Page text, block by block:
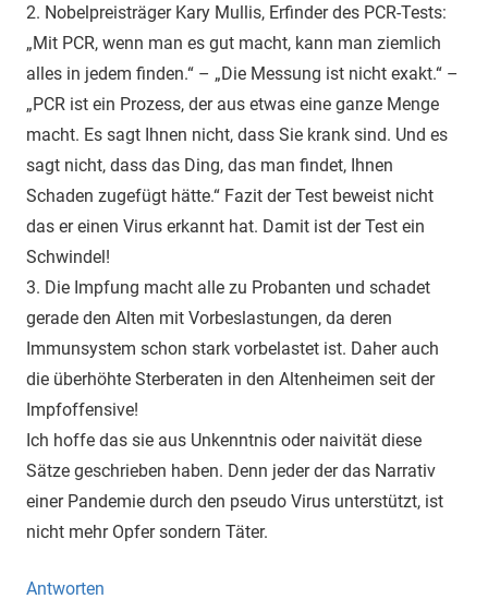
2. Nobelpreisträger Kary Mullis, Erfinder des PCR-Tests:
„Mit PCR, wenn man es gut macht, kann man ziemlich
alles in jedem finden.“ – „Die Messung ist nicht exakt.“ –
„PCR ist ein Prozess, der aus etwas eine ganze Menge
macht. Es sagt Ihnen nicht, dass Sie krank sind. Und es
sagt nicht, dass das Ding, das man findet, Ihnen
Schaden zugefügt hätte.“ Fazit der Test beweist nicht
das er einen Virus erkannt hat. Damit ist der Test ein
Schwindel!
3. Die Impfung macht alle zu Probanten und schadet
gerade den Alten mit Vorbeslastungen, da deren
Immunsystem schon stark vorbelastet ist. Daher auch
die überhöhte Sterberaten in den Altenheimen seit der
Impfoffensive!
Ich hoffe das sie aus Unkenntnis oder naivität diese
Sätze geschrieben haben. Denn jeder der das Narrativ
einer Pandemie durch den pseudo Virus unterstützt, ist
nicht mehr Opfer sondern Täter.
Antworten